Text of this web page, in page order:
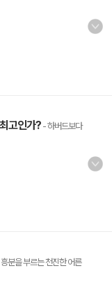
고인가?- 하버드보다
분을 부르는 천진한 어른